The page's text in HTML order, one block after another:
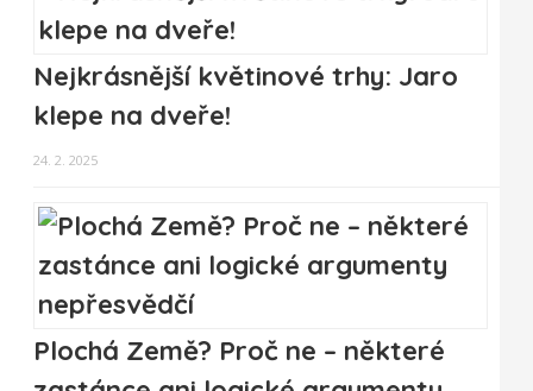
Nejkrásnější květinové trhy: Jaro
klepe na dveře!
24. 2. 2025
Plochá Země? Proč ne – některé